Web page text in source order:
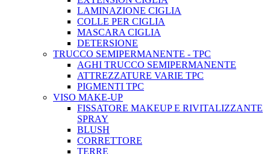
LAMINAZIONE CIGLIA
COLLE PER CIGLIA
MASCARA CIGLIA
DETERSIONE
TRUCCO SEMIPERMANENTE - TPC
AGHI TRUCCO SEMIPERMANENTE
ATTREZZATURE VARIE TPC
PIGMENTI TPC
VISO MAKE-UP
FISSATORE MAKEUP E RIVITALIZZANTE
SPRAY
BLUSH
CORRETTORE
TERRE